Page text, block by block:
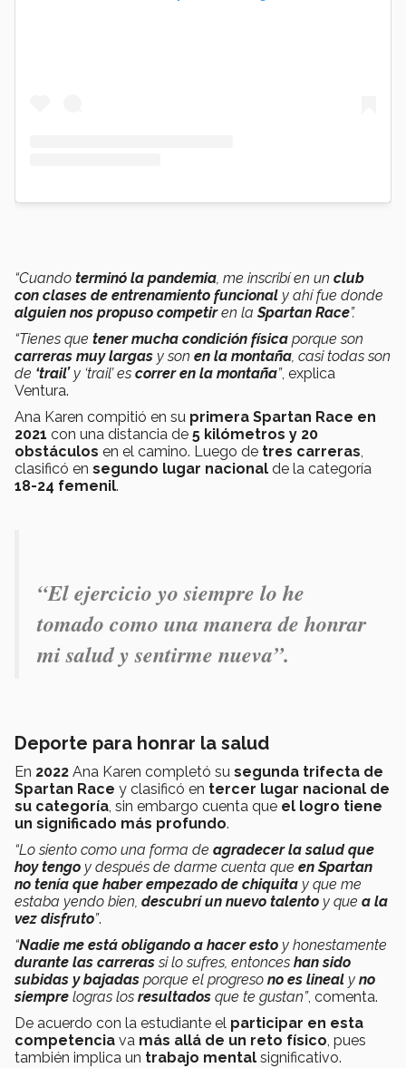
“Cuando terminó la pandemia, me inscribí en un club
con clases de entrenamiento funcional y ahí fue donde
alguien nos propuso competiren laSpartan Race”.
“Tienes que tener mucha condición física porque son
carreras muy largas y son en la montaña, casi todas son
de ‘trail’ y ‘trail’es correr en la montaña”, explica
Ventura.
Ana Karen compitió en su primera Spartan Race en
2021 con una distancia de 5 kilómetros y 20
obstáculos en el camino. Luego de tres carreras,
clasificó en segundo lugar nacional de la categoría
18-24 femenil.
“El ejercicio yo siempre lo he
tomado como una manera de honrar
mi salud y sentirme nueva”.
Deporte para honrar la salud
En 2022 Ana Karen completó su segunda trifecta de
Spartan Race y clasificó en tercer lugar nacional de
su categoría, sin embargo cuenta que el logro tiene
un significado más profundo.
“Lo siento como una forma de agradecer la salud que
hoy tengo y después de darme cuenta que en Spartan
no tenía que haber empezado de chiquita y que me
estaba yendo bien, descubrí un nuevo talento y que a la
vez disfruto”.
“Nadie me está obligando a hacer esto y honestamente
durante las carrerassi lo sufres, entonces han sido
subidas y bajadas porque el progreso no es lineal y no
siempre logras los resultados que te gustan”, comenta.
De acuerdo con la estudiante el participar en esta
competencia va más allá de un reto físico, pues
también implica un trabajo mental significativo.